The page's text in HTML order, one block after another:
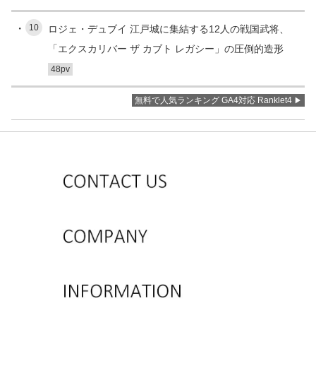
10
ロジェ・デュブイ 江戸城に集結する12人の戦国武将、
「エクスカリバー ザ カブト レガシー」の圧倒的造形
48pv
無料で人気ランキング GA4対応 Ranklet4